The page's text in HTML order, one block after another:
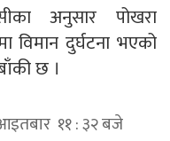
अनुसार पोखरा
दुर्घटना भएको
छ ।
११ : ३२ बजे